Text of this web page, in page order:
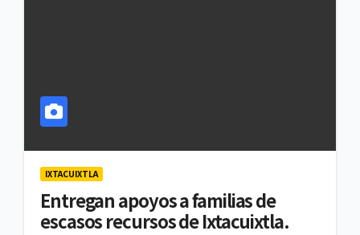
IXTACUIXTLA
Entregan apoyos a familias de
escasos recursos de Ixtacuixtla.